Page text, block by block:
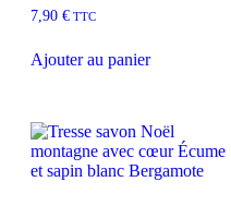
7,90 € TTC
Ajouter au panier